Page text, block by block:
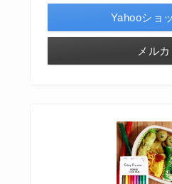
Yahooショ
メルカ